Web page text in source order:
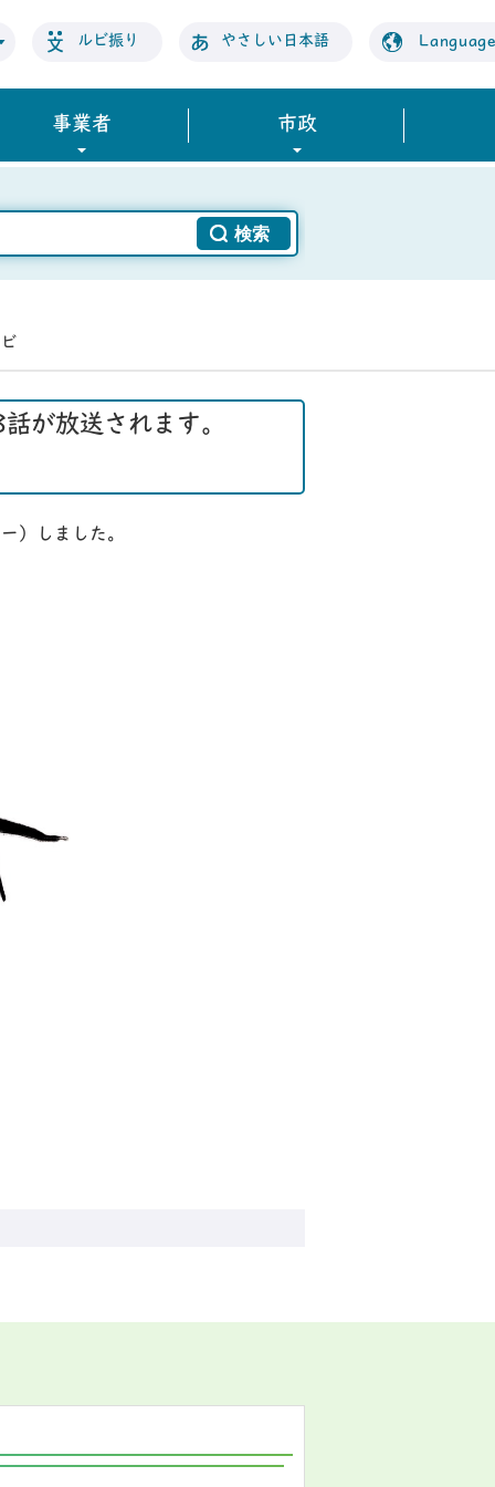
ルビ振り やさしい日本語 Language
事業者 市政
が放送されます。
）しました。